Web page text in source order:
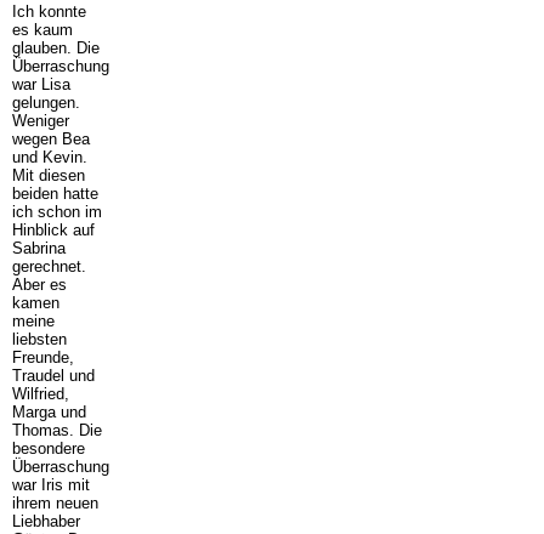
Ich konnte
es kaum
glauben. Die
Überraschung
war Lisa
gelungen.
Weniger
wegen Bea
und Kevin.
Mit diesen
beiden hatte
ich schon im
Hinblick auf
Sabrina
gerechnet.
Aber es
kamen
meine
liebsten
Freunde,
Traudel und
Wilfried,
Marga und
Thomas. Die
besondere
Überraschung
war Iris mit
ihrem neuen
Liebhaber